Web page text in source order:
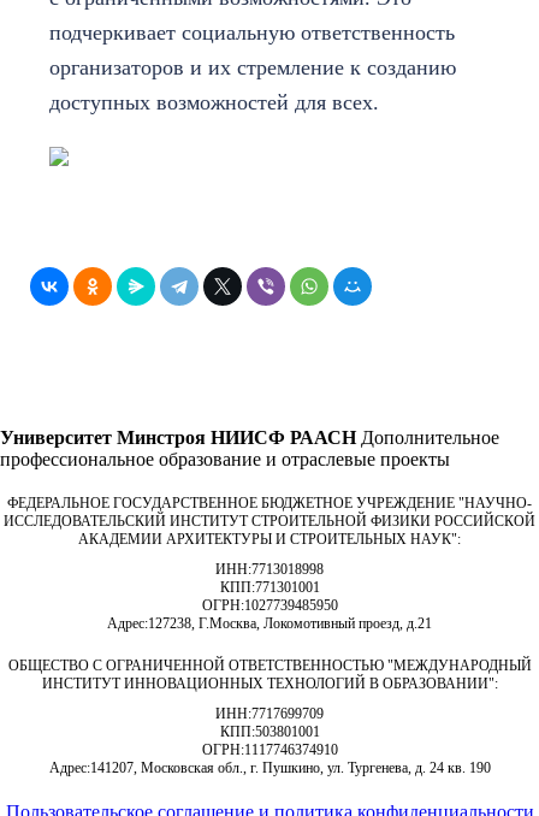
подчеркивает социальную ответственность
организаторов и их стремление к созданию
доступных возможностей для всех.
Университет Минстроя НИИСФ РААСН Дополнительное
профессиональное образование и отраслевые проекты
ФЕДЕРАЛЬНОЕ ГОСУДАРСТВЕННОЕ БЮДЖЕТНОЕ УЧРЕЖДЕНИЕ "НАУЧНО-
ИССЛЕДОВАТЕЛЬСКИЙ ИНСТИТУТ СТРОИТЕЛЬНОЙ ФИЗИКИ РОССИЙСКОЙ
АКАДЕМИИ АРХИТЕКТУРЫ И СТРОИТЕЛЬНЫХ НАУК":
ИНН:7713018998
КПП:771301001
ОГРН:1027739485950
Адрес:127238, Г.Москва, Локомотивный проезд, д.21
ОБЩЕСТВО С ОГРАНИЧЕННОЙ ОТВЕТСТВЕННОСТЬЮ "МЕЖДУНАРОДНЫЙ
ИНСТИТУТ ИННОВАЦИОННЫХ ТЕХНОЛОГИЙ В ОБРАЗОВАНИИ":
ИНН:7717699709
КПП:503801001
ОГРН:1117746374910
Адрес:141207, Московская обл., г. Пушкино, ул. Тургенева, д. 24 кв. 190
Пользовательское соглашение и политика конфиденциальности